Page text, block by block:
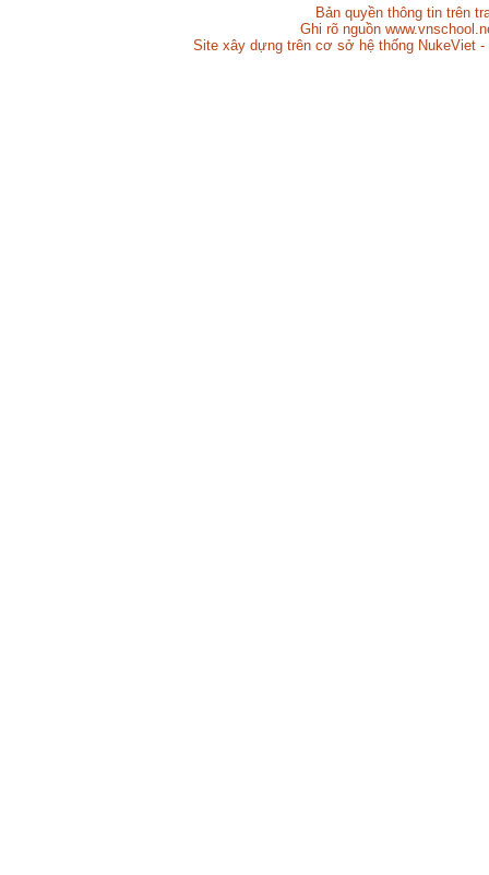
Bản quyền thông tin trên
Ghi rõ nguồn
Site xây dựng trên cơ sở hệ thống NukeViet